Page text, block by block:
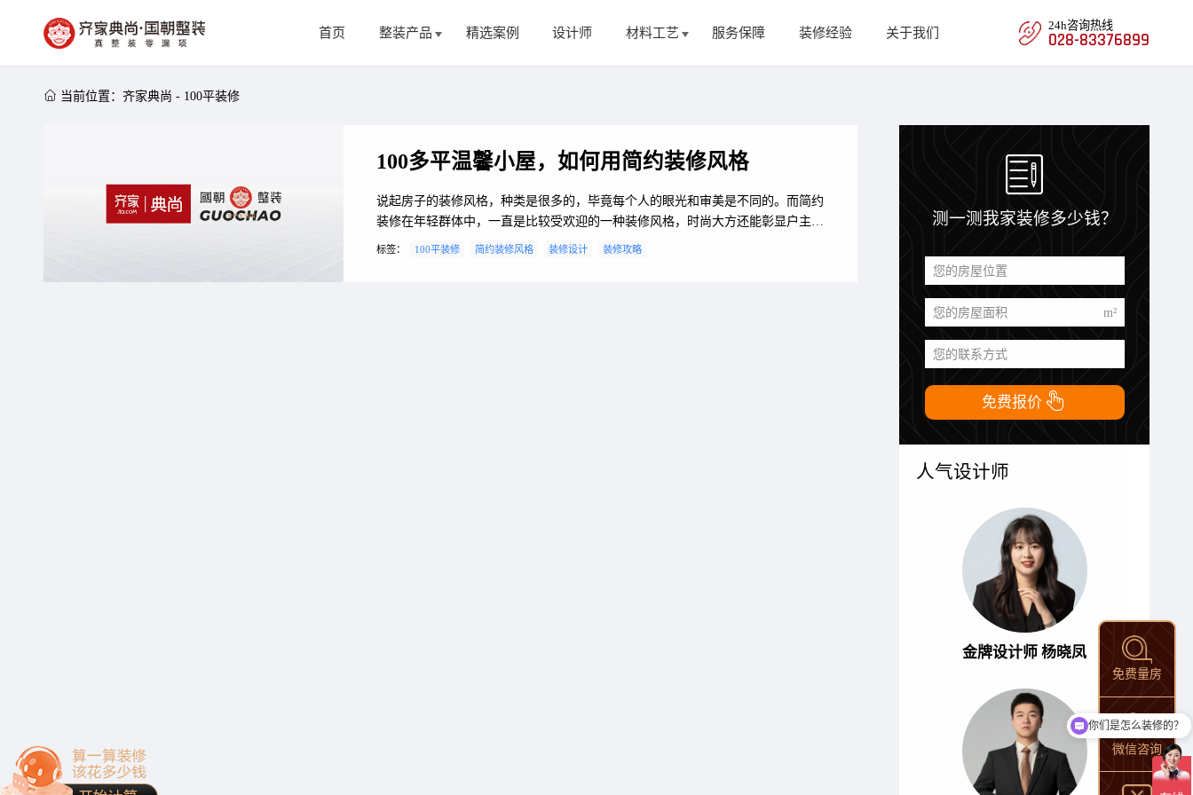
首页 整装产品 精选案例 设计师 材料工艺 服务保障 装修经验 关于我们
24h咨询热线
028-83376899
 当前位置： 齐家典尚 -100平装修
100多平温馨小屋，如何用简约装修风格
说起房子的装修风格，种类是很多的，毕竟每个人的眼光和审美是不同的。而简约
装修在年轻群体中，一直是比较受欢迎的一种装修风格，时尚大方还能彰显户主的
品味，同时还能省钱。而今天主要来了解关于100多平简约装修的特点以及装修简
标签： 100平装修 简约装修风格 装修设计 装修攻略

测一测我家装修多少钱？
您的房屋位置
您的房屋面积 m²
您的联系方式
免费报价 
人气设计师
金牌设计师 杨晓凤
免费量房
微信咨询
你们是怎么装修的？